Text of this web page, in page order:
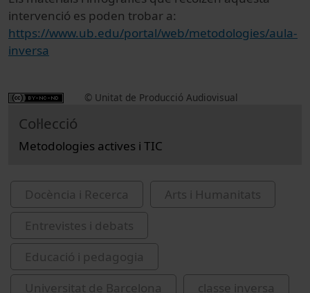
intervenció es poden trobar a:
https://www.ub.edu/portal/web/metodologies/aula-
inversa
© Unitat de Producció Audiovisual
Col·lecció
Metodologies actives i TIC
Docència i Recerca
Arts i Humanitats
Entrevistes i debats
Educació i pedagogia
Universitat de Barcelona
classe inversa